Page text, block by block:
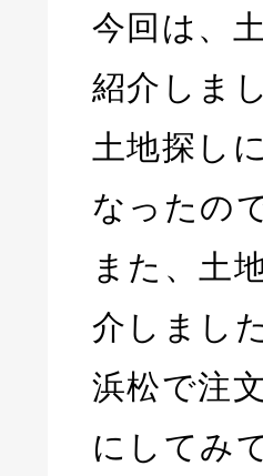
今回は、
紹介しま
土地探し
なったの
また、土
介しました
浜松で注
にしてみ